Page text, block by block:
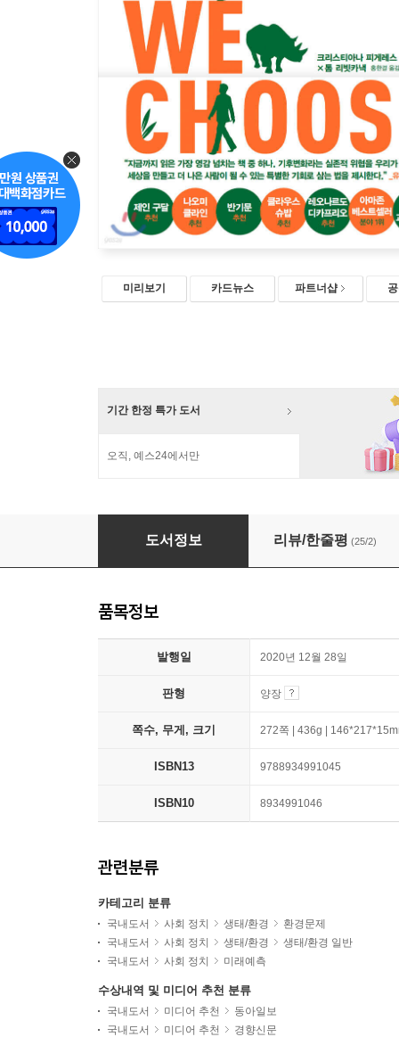
미리보기 카드뉴스 파트너샵
기간 한정 특가 도서
오직, 예스24에서만
한배를 탄 지구인을 위한 가이드
도서정보 리뷰/한줄평 (25/2)
품목정보
발행일 2020년 12월 28일
판형 양장
쪽수, 무게, 크기 272쪽 | 436g |
ISBN13 9788934991045
ISBN10 8934991046
관련분류
카테고리 분류
국내도서 사회 정치 생태/환경
환경문제
국내도서
사회 정치 생태/환경
생태/환경 일반
국내도서
사회 정치 미래예측
수상내역 및 미디어 추천 분류
국내도서 미디어 추천
동아일보
국내도서
미디어 추천 경향신문